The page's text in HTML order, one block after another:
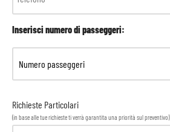
Inserisci numero di passeggeri:
Richieste Particolari
(in base alle tue richieste ti verrà garantita una priorità sul preventivo)